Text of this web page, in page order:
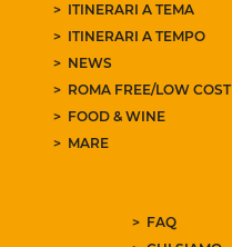
ITINERARI A TEMA
ITINERARI A TEMPO
NEWS
ROMA FREE/LOW COST
FOOD & WINE
MARE
FAQ